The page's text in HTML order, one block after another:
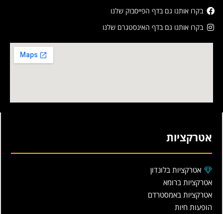
בקרו אותנו גם בדף הפייסבוק שלנו
בקרו אותנו גם בדף האינסטגרם שלנו
אטרקציות
אטרקציות בלונדון
אטרקציות ברומא
אטרקציות באמסטרדם
הופעות חיות